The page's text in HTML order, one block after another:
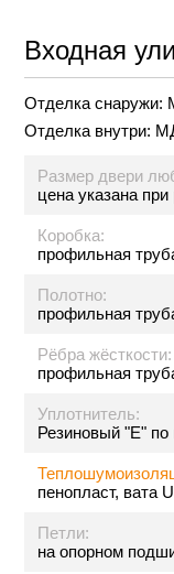
Входная
Отделка снаружи:
Отделка внутри:
Размер двери
цена указана
Коробка:
профильная
Полотно:
профильная
Рёбра жёсткости:
профильная
Уплотнитель:
Резиновый "Е" по
пенопласт, вата
Петли:
на опорном